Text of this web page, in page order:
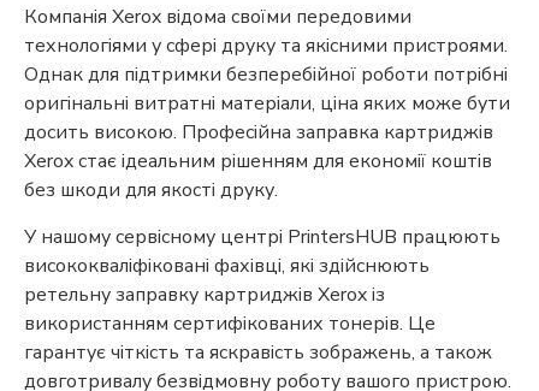
Компанія Xerox відома своїми передовими
технологіями у сфері друку та якісними пристроями.
Однак для підтримки безперебійної роботи потрібні
оригінальні витратні матеріали, ціна яких може бути
досить високою. Професійна заправка картриджів
Xerox стає ідеальним рішенням для економії коштів
без шкоди для якості друку.
У нашому сервісному центрі PrintersHUB працюють
висококваліфіковані фахівці, які здійснюють
ретельну заправку картриджів Xerox із
використанням сертифікованих тонерів. Це
гарантує чіткість та яскравість зображень, а також
довготривалу безвідмовну роботу вашого пристрою.